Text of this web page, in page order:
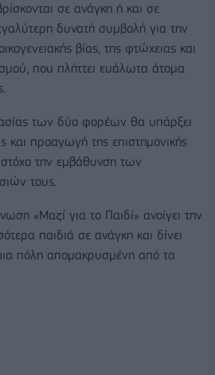
σε ανάγκη ή και σε
δυνατή συμβολή για την
βίας, της φτώχειας και
που πλήττει ευάλωτα άτομα
των δύο φορέων θα υπάρξει
και προαγωγή της επιστημονικής
την εμβάθυνση των
τους.
«Μαζί για το Παιδί» ανοίγει την
παιδιά σε ανάγκη και δίνει
πόλη απομακρυσμένη από τα